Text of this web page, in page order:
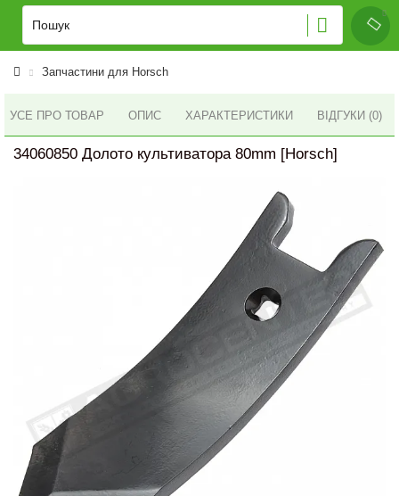
Запчастини для Horsch
УСЕ ПРО ТОВАР ОПИС ХАРАКТЕРИСТИКИ ВІДГУКИ (0)
34060850 Долото культиватора 80mm [Horsch]